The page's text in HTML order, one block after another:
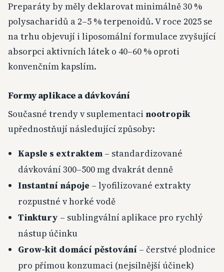
Preparáty by měly deklarovat minimálně 30 %
polysacharidů a 2–5 % terpenoidů. V roce 2025 se
na trhu objevují i liposomální formulace zvyšující
absorpci aktivních látek o 40–60 % oproti
konvenčním kapslím.
Formy aplikace a dávkování
Současné trendy v suplementaci nootropik
upřednostňují následující způsoby:
Kapsle s extraktem – standardizované
dávkování 300–500 mg dvakrát denně
Instantní nápoje – lyofilizované extrakty
rozpustné v horké vodě
Tinktury – sublingvální aplikace pro rychlý
nástup účinku
Grow-kit domácí pěstování – čerstvé plodnice
pro přímou konzumaci (nejsilnější účinek)